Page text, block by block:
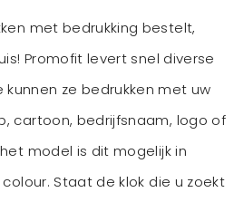
met bedrukking bestelt,
Promofit levert snel diverse
kunnen ze bedrukken met uw
cartoon, bedrijfsnaam, logo of
model is dit mogelijk in
Staat de klok die u zoekt